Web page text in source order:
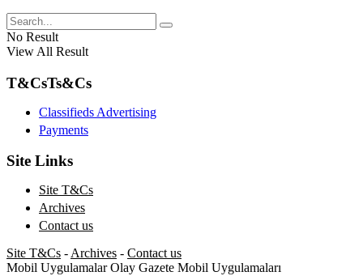
No Result
View All Result
T&CsTs&Cs
Classifieds Advertising
Payments
Site Links
Site T&Cs
Archives
Contact us
Site T&Cs - Archives - Contact us
Mobil Uygulamalar Olay Gazete Mobil Uygulamaları